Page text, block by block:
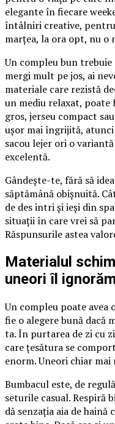
elegante în fiecare
întâlniri creative,
marțea, la ora opt, nu o
Un compleu bun
mergi mult pe jos, ai
materiale care rezistă
un mediu relaxat, poate
gros, jerseu compact
ușor mai îngrijită,
sacou lejer ori o
excelentă.
Gândește-te, fără să
săptămână obișnuită.
de des intri și ieși din
situații în care vrei să
Răspunsurile astea
Materialul
uneori îl ignorăm
Un compleu poate avea
fie o alegere bună dacă
ta. În purtarea de zi cu
care țesătura se
enorm. Uneori chiar
Bumbacul este, de
seturile casual. Respiră
dă senzația aia de haină